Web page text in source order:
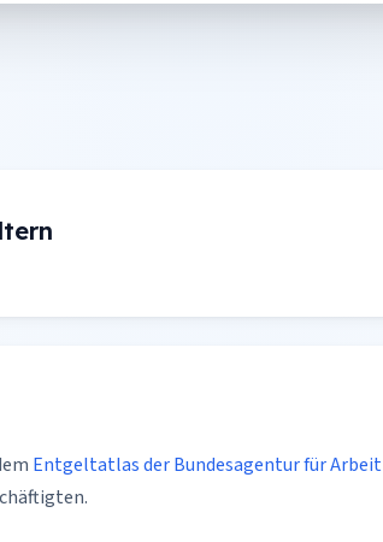
Entgeltatlas der Bundesagentur für Arbeit